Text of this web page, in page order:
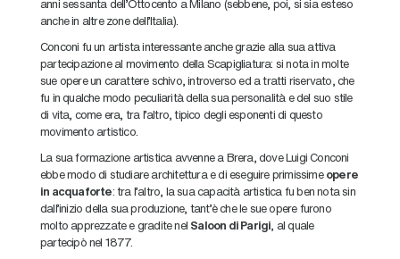
anni sessanta dell’Ottocento a Milano (sebbene, poi, si sia esteso
anche in altre zone dell’Italia).
Conconi fu un artista interessante anche grazie alla sua attiva
partecipazione al movimento della Scapigliatura: si nota in molte
sue opere un carattere schivo, introverso ed a tratti riservato, che
fu in qualche modo peculiarità della sua personalità e del suo stile
di vita, come era, tra l’altro, tipico degli esponenti di questo
movimento artistico.
La sua formazione artistica avvenne a Brera, dove Luigi Conconi
ebbe modo di studiare architettura e di eseguire primissimeopere
in acquaforte: tra l’altro, la sua capacità artistica fu ben nota sin
dall’inizio della sua produzione, tant’è che le sue opere furono
molto apprezzate e gradite nel Saloon di Parigi, al quale
partecipò nel 1877.